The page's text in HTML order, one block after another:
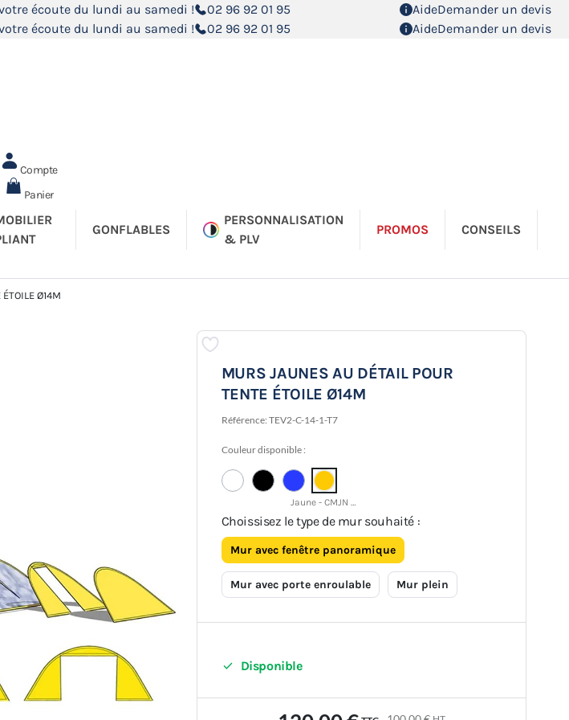
écoute du lundi au samedi ! 02 96 92 01 95 AideDemander un devis
écoute du lundi au samedi !
02 96 92 01 95 AideDemander un devis
Compte
Panier
GONFLABLES
PERSONNALISATION
& PLV
PROMOS CONSEILS
ÉTOILE Ø14M
MURS JAUNES AU DÉTAIL POUR
TENTE ÉTOILE Ø14M
Référence: TEV2-C-14-1-T7
Couleur disponible :
Choissisez le type de mur souhaité :
Mur avec fenêtre panoramique
Mur avec porte enroulable Mur plein
 Disponible